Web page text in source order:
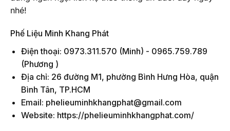
nhé!
Phế Liệu Minh Khang Phát
Điện thoại: 0973.311.570 (Minh) - 0965.759.789
(Phương )
Địa chỉ: 26 đường M1, phường Bình Hưng Hòa, quận
Bình Tân, TP.HCM
Email: phelieuminhkhangphat@gmail.com
Website: https://phelieuminhkhangphat.com/